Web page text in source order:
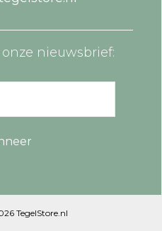
nieuwsbrief:
TegelStore.nl